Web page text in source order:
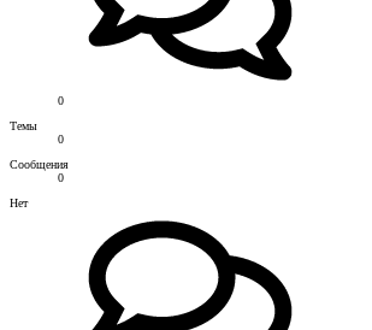
0
Темы
0
Сообщения
0
Нет